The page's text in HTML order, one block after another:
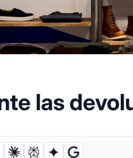
las